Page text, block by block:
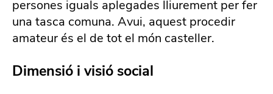
persones iguals aplegades lliurement per fer
una tasca comuna. Avui, aquest procedir
amateur és el de tot el món casteller.
Dimensió i visió social